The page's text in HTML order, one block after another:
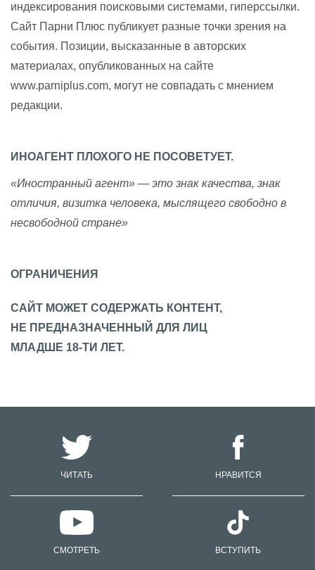
индексирования поисковыми системами, гиперссылки.
Сайт Парни Плюс публикует разные точки зрения на
события. Позиции, высказанные в авторских
материалах, опубликованных на сайте
www.parniplus.com, могут не совпадать с мнением
редакции.
ИНОАГЕНТ ПЛОХОГО НЕ ПОСОВЕТУЕТ.
«Иностранный агент» — это знак качества, знак
отличия, визитка человека, мыслящего свободно в
несвободной стране»
ОГРАНИЧЕНИЯ
САЙТ МОЖЕТ СОДЕРЖАТЬ КОНТЕНТ,
НЕ ПРЕДНАЗНАЧЕННЫЙ ДЛЯ ЛИЦ
МЛАДШЕ 18-ТИ ЛЕТ.
ЧИТАТЬ НРАВИТСЯ
СМОТРЕТЬ ВСТУПИТЬ